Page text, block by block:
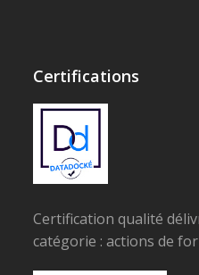
Certifications
Certification qualité
catégorie : actions de